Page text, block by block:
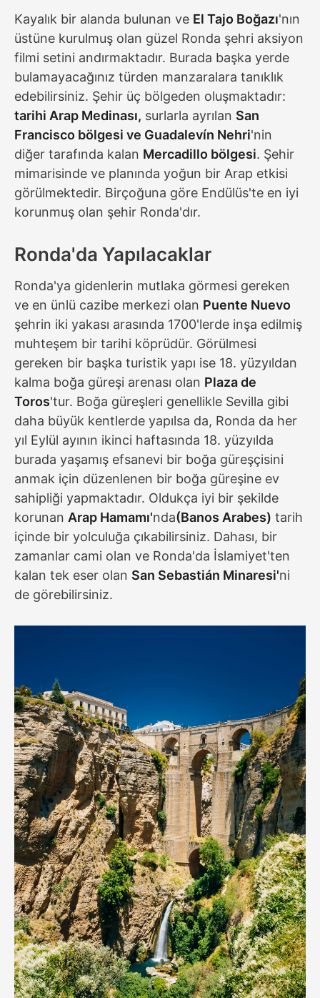
Kayalık bir alanda bulunan ve El Tajo Boğazı'nın
üstüne kurulmuş olan güzel Ronda şehri aksiyon
filmi setini andırmaktadır. Burada başka yerde
bulamayacağınız türden manzaralara tanıklık
edebilirsiniz. Şehir üç bölgeden oluşmaktadır:
tarihi Arap Medinası, surlarla ayrılan San
Francisco bölgesi ve Guadalevín Nehri'nin
diğer tarafında kalan Mercadillo bölgesi. Şehir
mimarisinde ve planında yoğun bir Arap etkisi
görülmektedir. Birçoğuna göre Endülüs'te en iyi
korunmuş olan şehir Ronda'dır.
Ronda'da Yapılacaklar
Ronda'ya gidenlerin mutlaka görmesi gereken
ve en ünlü cazibe merkezi olan Puente Nuevo
şehrin iki yakası arasında 1700'lerde inşa edilmiş
muhteşem bir tarihi köprüdür. Görülmesi
gereken bir başka turistik yapı ise 18. yüzyıldan
kalma boğa güreşi arenası olan Plaza de
Toros'tur. Boğa güreşleri genellikle Sevilla gibi
daha büyük kentlerde yapılsa da, Ronda da her
yıl Eylül ayının ikinci haftasında 18. yüzyılda
burada yaşamış efsanevi bir boğa güreşçisini
anmak için düzenlenen bir boğa güreşine ev
sahipliği yapmaktadır. Oldukça iyi bir şekilde
korunan Arap Hamamı'nda(Banos Arabes) tarih
içinde bir yolculuğa çıkabilirsiniz. Dahası, bir
zamanlar cami olan ve Ronda'da İslamiyet'ten
kalan tek eser olan San Sebastián Minaresi'ni
de görebilirsiniz.